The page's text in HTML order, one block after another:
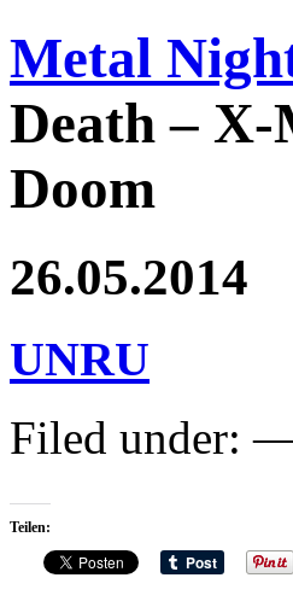
Metal
Death –
Doom
26.05.2014
UNRU
Filed under:
Teilen: